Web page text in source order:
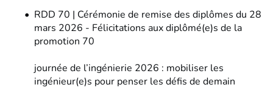
RDD 70 | Cérémonie de remise des diplômes du 28
mars 2026 - Félicitations aux diplômé(e)s de la
promotion 70
journée de l’ingénierie 2026 : mobiliser les
ingénieur(e)s pour penser les défis de demain